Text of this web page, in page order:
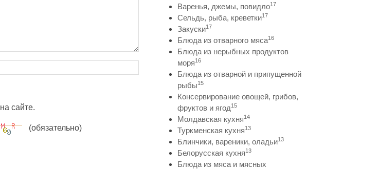
на сайте.
(обязательно)
Варенья, джемы, повидло17
Сельдь, рыба, креветки17
Закуски17
Блюда из отварного мяса16
Блюда из нерыбных продуктов
моря16
Блюда из отварной и припущенной
рыбы15
Консервирование овощей, грибов,
фруктов и ягод15
Молдавская кухня14
Туркменская кухня13
Блинчики, вареники, оладьи13
Белорусская кухня13
Блюда из мяса и мясных